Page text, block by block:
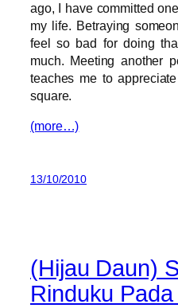
ago, I have committed
my life. Betraying
feel so bad for doing
much. Meeting another
teaches me to
square.
(more…)
13/10/2010
(Hijau Daun)
Rinduku